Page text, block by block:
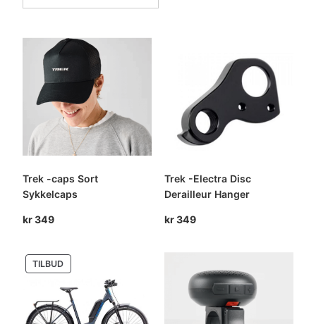
Trek -caps Sort
Sykkelcaps
kr349
Trek -Electra Disc
Derailleur Hanger
kr349
TILBUDPRODUKT
PÅ
SALG